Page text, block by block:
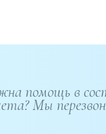
помощь в
Мы